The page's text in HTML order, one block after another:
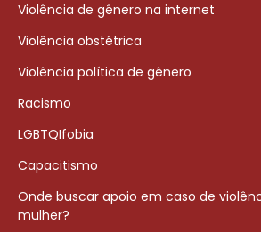
Violência de gênero na internet
Violência obstétrica
Violência política de gênero
Racismo
LGBTQIfobia
Capacitismo
Onde buscar apoio em caso de
mulher?